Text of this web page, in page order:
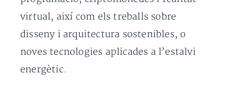
virtual, així com els treballs sobre
disseny i arquitectura sostenibles, o
noves tecnologies aplicades a l’estalvi
energètic.